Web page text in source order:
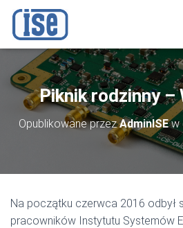
Piknik rodzinny –
Opublikowane przezAdminISEw
Na początku czerwca 2016 odbył
pracowników Instytutu Systemów